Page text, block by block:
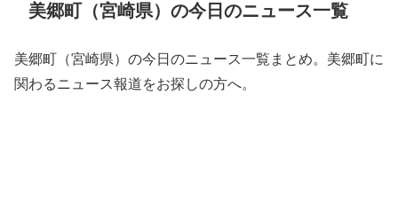
美郷町（宮崎県）の今日のニュース一覧
美郷町（宮崎県）の今日のニュース一覧まとめ。美郷町に
関わるニュース報道をお探しの方へ。